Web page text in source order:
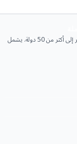
مصنع مسجل CIB. تصدير إلى أكثر من 50 دولة. يشمل